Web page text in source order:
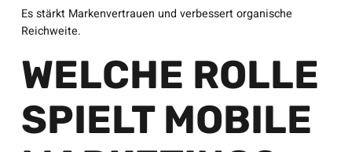
Es stärkt Markenvertrauen und verbessert organische
Reichweite.
WELCHE ROLLE
SPIELT MOBILE